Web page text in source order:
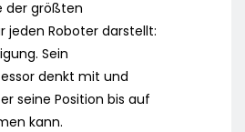
der größten
jeden Roboter darstellt:
Sein
denkt mit und
seine Position bis auf
kann.